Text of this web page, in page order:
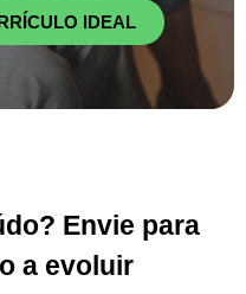
IDEAL
Envie para
a evoluir